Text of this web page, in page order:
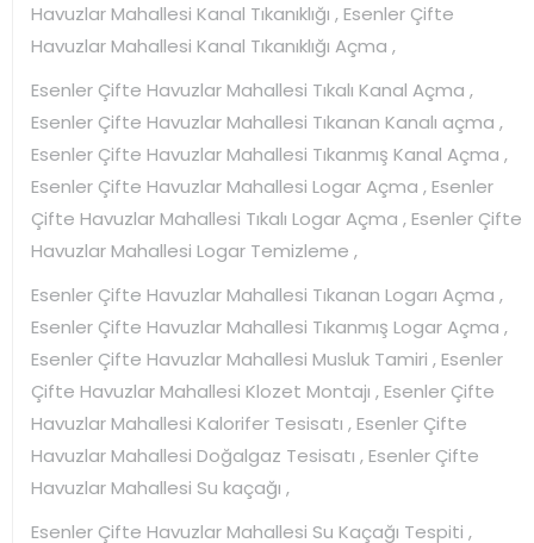
Havuzlar Mahallesi Kanal Tıkanıklığı , Esenler Çifte
Havuzlar Mahallesi Kanal Tıkanıklığı Açma ,
Esenler Çifte Havuzlar Mahallesi Tıkalı Kanal Açma ,
Esenler Çifte Havuzlar Mahallesi Tıkanan Kanalı açma ,
Esenler Çifte Havuzlar Mahallesi Tıkanmış Kanal Açma ,
Esenler Çifte Havuzlar Mahallesi Logar Açma , Esenler
Çifte Havuzlar Mahallesi Tıkalı Logar Açma , Esenler Çifte
Havuzlar Mahallesi Logar Temizleme ,
Esenler Çifte Havuzlar Mahallesi Tıkanan Logarı Açma ,
Esenler Çifte Havuzlar Mahallesi Tıkanmış Logar Açma ,
Esenler Çifte Havuzlar Mahallesi Musluk Tamiri , Esenler
Çifte Havuzlar Mahallesi Klozet Montajı , Esenler Çifte
Havuzlar Mahallesi Kalorifer Tesisatı , Esenler Çifte
Havuzlar Mahallesi Doğalgaz Tesisatı , Esenler Çifte
Havuzlar Mahallesi Su kaçağı ,
Esenler Çifte Havuzlar Mahallesi Su Kaçağı Tespiti ,